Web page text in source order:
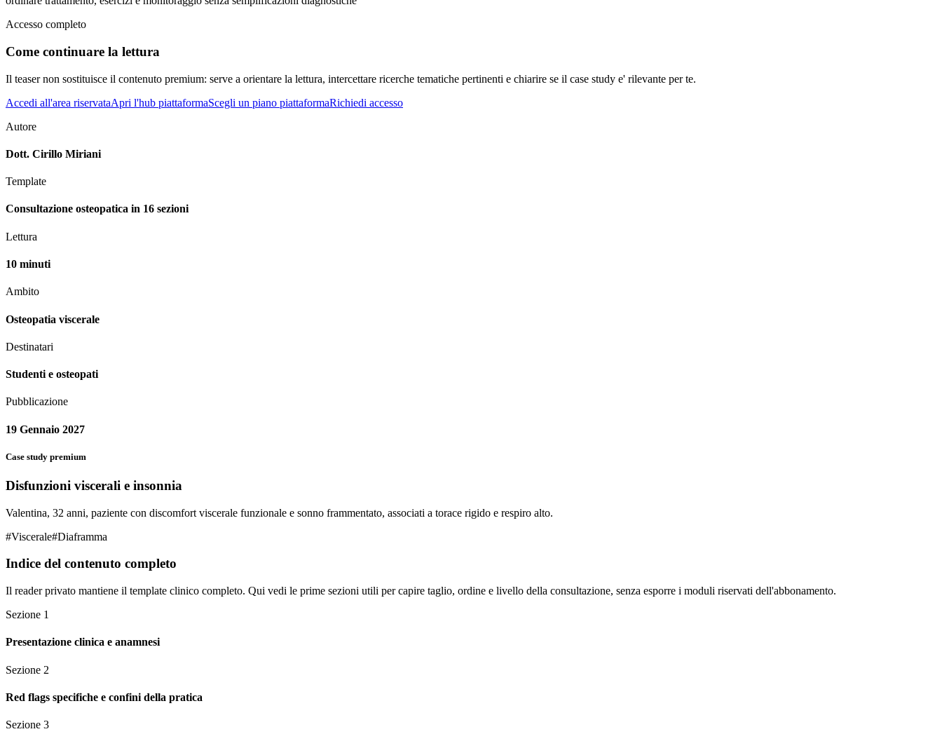
Accesso completo
Come continuare la lettura
Il teaser non sostituisce il contenuto premium: serve a orientare la lettura, intercettare ricerche tematiche pertinenti e chiarire se il case study e' rilevante per te.
Accedi all'area riservataApri l'hub piattaformaScegli un piano piattaformaRichiedi accesso
Autore
Dott. Cirillo Miriani
Template
Consultazione osteopatica in 16 sezioni
Lettura
10 minuti
Ambito
Osteopatia viscerale
Destinatari
Studenti e osteopati
Pubblicazione
19 Gennaio 2027
Case study premium
Disfunzioni viscerali e insonnia
Valentina, 32 anni, paziente con discomfort viscerale funzionale e sonno frammentato, associati a torace rigido e respiro alto.
#Viscerale#Diaframma
Indice del contenuto completo
Il reader privato mantiene il template clinico completo. Qui vedi le prime sezioni utili per capire taglio, ordine e livello della consultazione, senza esporre i moduli riservati dell'abbonamento.
Sezione 1
Presentazione clinica e anamnesi
Sezione 2
Red flags specifiche e confini della pratica
Sezione 3